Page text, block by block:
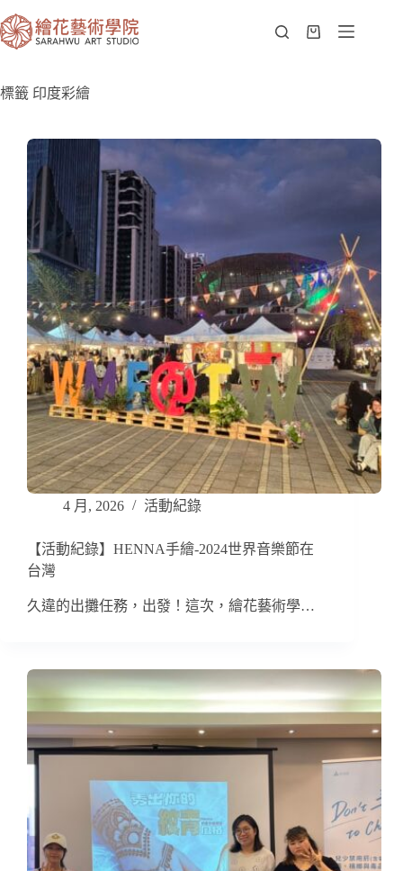
標籤 印度彩繪
4 月, 2026 活動紀錄
【活動紀錄】HENNA手繪-2024世界音樂節在
台灣
久違的出攤任務，出發！這次，繪花藝術學…